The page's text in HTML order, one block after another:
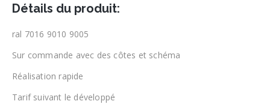
Détails du produit:
ral 7016 9010 9005
Sur commande avec des côtes et schéma
Réalisation rapide
Tarif suivant le développé